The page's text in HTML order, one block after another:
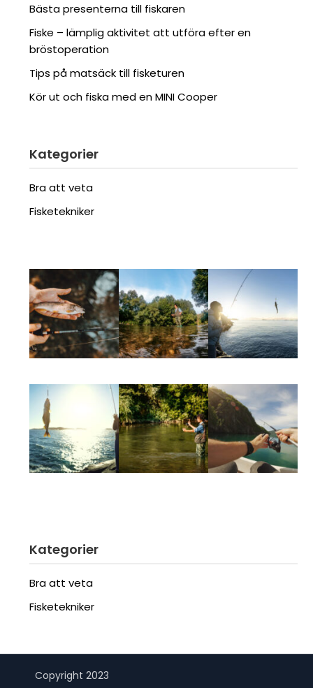
Bästa presenterna till fiskaren
Fiske – lämplig aktivitet att utföra efter en
bröstoperation
Tips på matsäck till fisketuren
Kör ut och fiska med en MINI Cooper
Kategorier
Bra att veta
Fisketekniker
Kategorier
Bra att veta
Fisketekniker